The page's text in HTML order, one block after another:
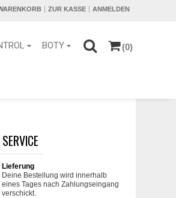
ZUR KASSE ANMELDEN
BOTY (0)
Lieferung
Deine Bestellung wird innerhalb
eines Tages nach Zahlungseingang
verschickt.